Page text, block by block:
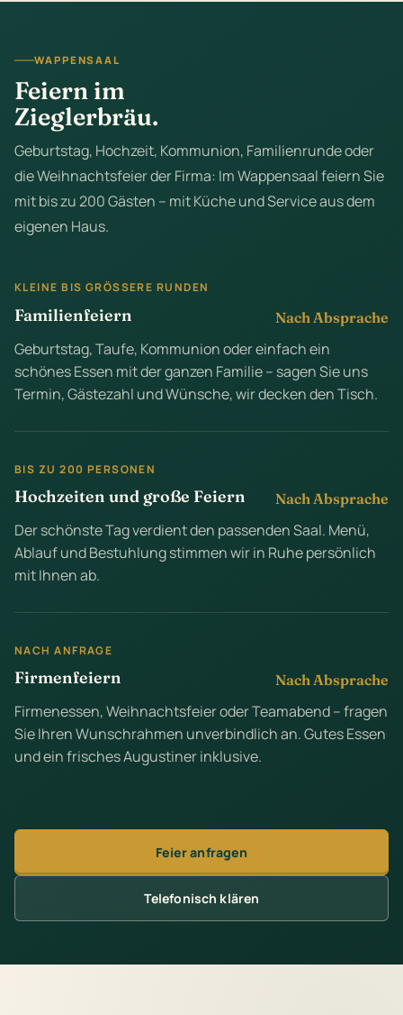
WAPPENSAAL
Feiern im
Zieglerbräu.
Geburtstag, Hochzeit, Kommunion, Familienrunde oder
die Weihnachtsfeier der Firma: Im Wappensaal feiern Sie
mit bis zu 200 Gästen – mit Küche und Service aus dem
eigenen Haus.
KLEINE BIS GRÖSSERE RUNDEN
Familienfeiern Nach Absprache
Geburtstag, Taufe, Kommunion oder einfach ein
schönes Essen mit der ganzen Familie – sagen Sie uns
Termin, Gästezahl und Wünsche, wir decken den Tisch.
BIS ZU 200 PERSONEN
Hochzeiten und große Feiern Nach Absprache
Der schönste Tag verdient den passenden Saal. Menü,
Ablauf und Bestuhlung stimmen wir in Ruhe persönlich
mit Ihnen ab.
NACH ANFRAGE
Firmenfeiern Nach Absprache
Firmenessen, Weihnachtsfeier oder Teamabend – fragen
Sie Ihren Wunschrahmen unverbindlich an. Gutes Essen
und ein frisches Augustiner inklusive.
Feier anfragen
Telefonisch klären